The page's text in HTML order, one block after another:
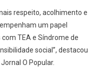
respeito, acolhimento e
um papel
TEA e Síndrome de
social”, destacou
O Popular.